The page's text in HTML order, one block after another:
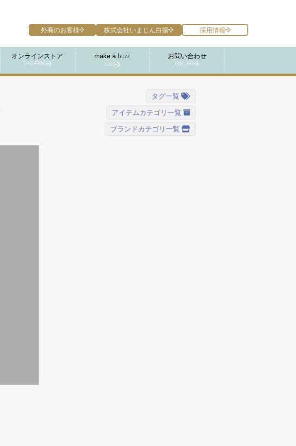
オンラインストア
SHOPPING
make a buzz
buzz
お問い合わせ
INQUIRY
外商のお客様 株式会社いまじん白揚 採用情報
タグ一覧
アイテムカテゴリ一覧
ブランドカテゴリ一覧